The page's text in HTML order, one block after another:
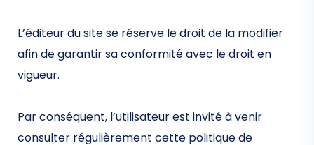
L’éditeur du site se réserve le droit de la modifier
afin de garantir sa conformité avec le droit en
vigueur.
Par conséquent, l’utilisateur est invité à venir
consulter régulièrement cette politique de